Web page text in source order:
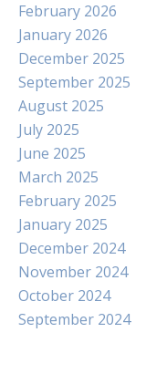
February 2026
January 2026
December 2025
September 2025
August 2025
July 2025
June 2025
March 2025
February 2025
January 2025
December 2024
November 2024
October 2024
September 2024